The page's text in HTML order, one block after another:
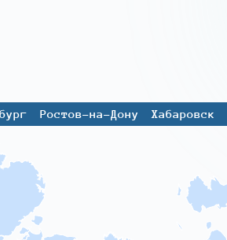
Ростов-на-Дону Хабаровск